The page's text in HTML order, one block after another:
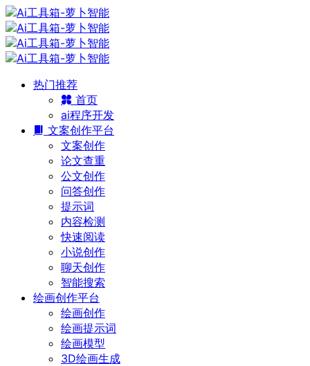
热门推荐
首页
ai程序开发
文案创作平台
文案创作
论文查重
公文创作
问答创作
提示词
内容检测
快速阅读
小说创作
聊天创作
智能搜索
绘画创作平台
绘画创作
绘画提示词
绘画模型
3D绘画生成